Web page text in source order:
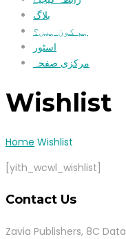
بلاگ
ہم کون ہیں؟
اسٹور
مرکزی صفحہ
Wishlist
Home Wishlist
[yith_wcwl_wishlist]
Contact Us
Zavia Publishers, 8C